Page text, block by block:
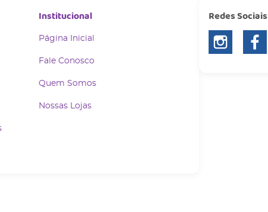
Institucional
Página Inicial
Fale Conosco
Quem Somos
Nossas Lojas
Redes Sociais